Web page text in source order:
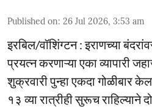
Published on: 26 Jul 2026, 3:53 am
इरबिल/वॉशिंग्टन : इराणच्या
प्रयत्न करणाऱ्या एका व्यापारी
शुक्रवारी पुन्हा एकदा गोळीबार
१३ व्या रात्रीही सुरूच राहिल्याने